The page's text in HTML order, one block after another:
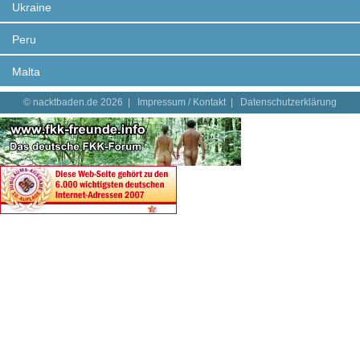
Ukraine
Peru
Malta
© nacktbaden.de 2026 | Impressum / Kontakt| Datenschutzerklärung